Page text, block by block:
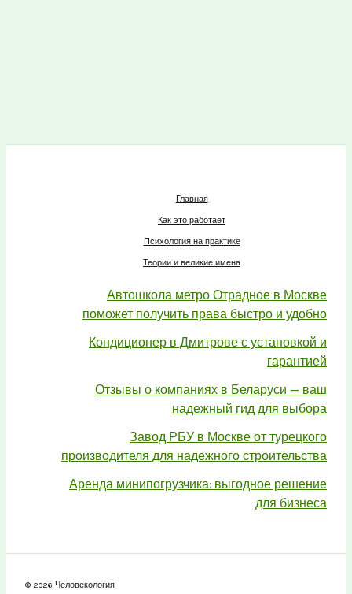
Главная
Как это работает
Психология на практике
Теории и великие имена
Автошкола метро Отрадное в Москве
поможет получить права быстро и удобно
Кондиционер в Дмитрове с установкой и
гарантией
Отзывы о компаниях в Беларуси — ваш
надежный гид для выбора
Завод РБУ в Москве от турецкого
производителя для надежного строительства
Аренда минипогрузчика: выгодное решение
для бизнеса
© 2026 Человекология